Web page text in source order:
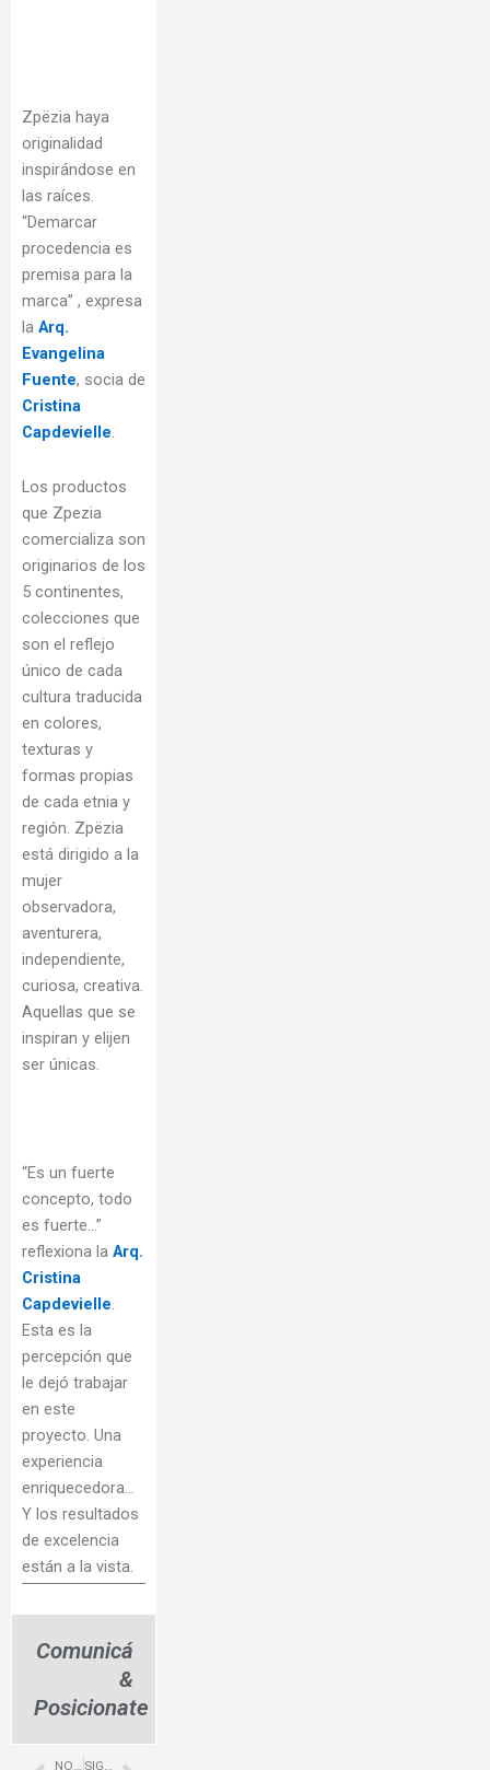
Zpëzia haya
originalidad
inspirándose en
las raíces.
“Demarcar
procedencia es
premisa para la
marca” , expresa
la Arq.
Evangelina
Fuente, socia de
Cristina
Capdevielle.
Los productos
que Zpezia
comercializa son
originarios de los
5 continentes,
colecciones que
son el reflejo
único de cada
cultura traducida
en colores,
texturas y
formas propias
de cada etnia y
región. Zpëzia
está dirigido a la
mujer
observadora,
aventurera,
independiente,
curiosa, creativa.
Aquellas que se
inspiran y elijen
ser únicas.
“Es un fuerte
concepto, todo
es fuerte…”
reflexiona la Arq.
Cristina
Capdevielle.
Esta es la
percepción que
le dejó trabajar
en este
proyecto. Una
experiencia
enriquecedora…
Y los resultados
de excelencia
están a la vista.
Comunicá
&
Posicionate